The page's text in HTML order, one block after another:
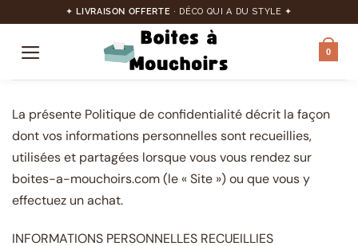
✦LIVRAISON OFFERTE · DÉCO QUI A DU STYLE ✦
0
La présente Politique de confidentialité décrit la façon
dont vos informations personnelles sont recueillies,
utilisées et partagées lorsque vous vous rendez sur
boites-a-mouchoirs.com (le « Site ») ou que vous y
effectuez un achat.
INFORMATIONS PERSONNELLES RECUEILLIES